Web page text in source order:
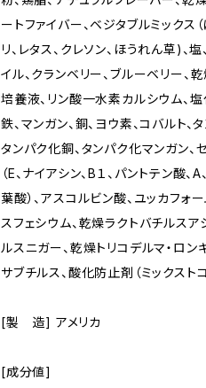
ートファイバー、ベジタブルミックス
リ、レタス、クレソン、ほうれん草)、
イル、クランベリー、ブルーベリー、
培養液、リン酸一水素カルシウム、塩
鉄、マンガン、銅、ヨウ素、コバルト、
タンパク化銅、タンパク化マンガン、
（E、ナイアシン、B１、パントテン酸、
葉酸）、アスコルビン酸、ユッカフォ
スフェシウム、乾燥ラクトバチルスア
ルスニガー、乾燥トリコデルマ・ロン
サブチルス、酸化防止剤（ミックスト
[製 造] アメリカ
[成分値]